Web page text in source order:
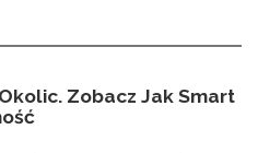
Zobacz Jak Smart